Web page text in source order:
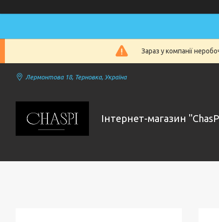
Зараз у компанії
Лермонтова 18, Терновка, Україна
Інтернет-магазин